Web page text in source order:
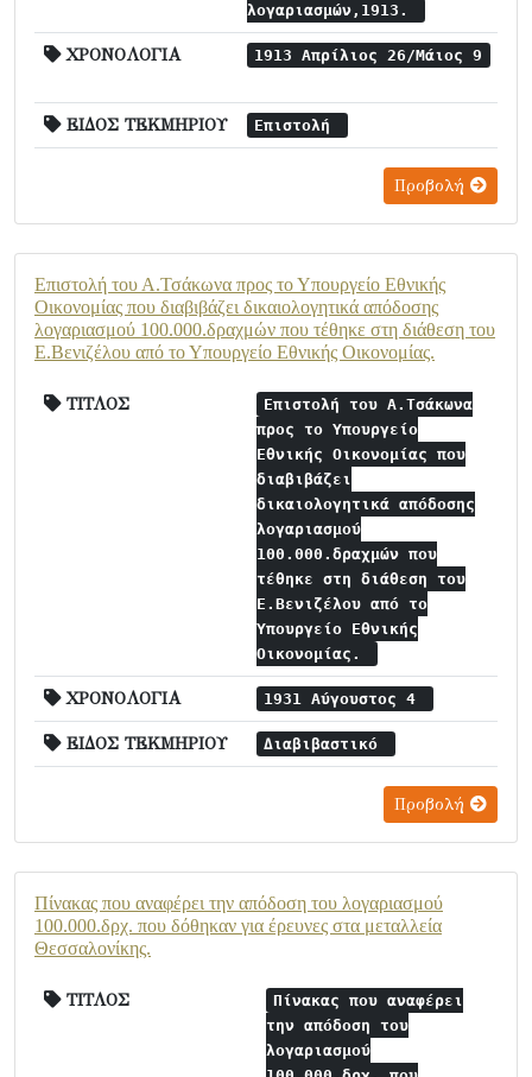
λογαριασμών,1913.
ΧΡΟΝΟΛΟΓΙΑ 1913 Απρίλιος 26/Μάιος 9
ΕΙΔΟΣ ΤΕΚΜΗΡΙΟΥ Επιστολή
Προβολή
Επιστολή του Α.Τσάκωνα προς το Υπουργείο Εθνικής
Οικονομίας που διαβιβάζει δικαιολογητικά απόδοσης
λογαριασμού 100.000.δραχμών που τέθηκε στη διάθεση του
Ε.Βενιζέλου από το Υπουργείο Εθνικής Οικονομίας.
ΤΙΤΛΟΣ
Επιστολή του Α.Τσάκωνα
προς το Υπουργείο
Εθνικής Οικονομίας που
διαβιβάζει
δικαιολογητικά απόδοσης
λογαριασμού
100.000.δραχμών που
τέθηκε στη διάθεση του
Ε.Βενιζέλου από το
Υπουργείο Εθνικής
Οικονομίας.
ΧΡΟΝΟΛΟΓΙΑ 1931 Αύγουστος 4
ΕΙΔΟΣ ΤΕΚΜΗΡΙΟΥ Διαβιβαστικό
Προβολή
Πίνακας που αναφέρει την απόδοση του λογαριασμού
100.000.δρχ. που δόθηκαν για έρευνες στα μεταλλεία
Θεσσαλονίκης.
ΤΙΤΛΟΣ
Πίνακας που αναφέρει
την απόδοση του
λογαριασμού